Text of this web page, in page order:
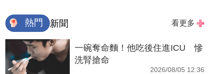
熱門 新聞 看更多
一碗奪命麵！他吃後住進ICU 慘
洗腎搶命
2026/08/05 12:36